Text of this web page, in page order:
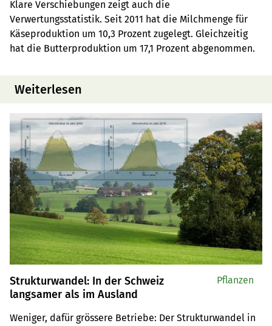
Klare Verschiebungen zeigt auch die
Verwertungsstatistik. Seit 2011 hat die Milchmenge für
Käseproduktion um 10,3 Prozent zugelegt. Gleichzeitig
hat die Butterproduktion um 17,1 Prozent abgenommen.
Weiterlesen
Strukturwandel: In der Schweiz
langsamer als im Ausland
Weniger, dafür grössere Betriebe: Der Strukturwandel in
Pflanzen